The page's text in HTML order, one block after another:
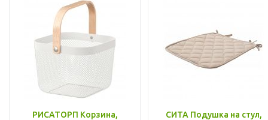
РИСАТОРП Корзина,
СИТА Подушка на стул,